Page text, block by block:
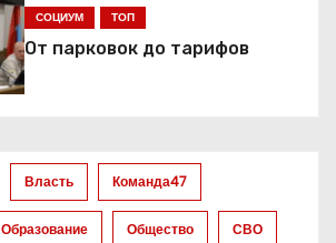
СОЦИУМ ТОП
От парковок до тарифов
Власть Команда47
Образование Общество СВО